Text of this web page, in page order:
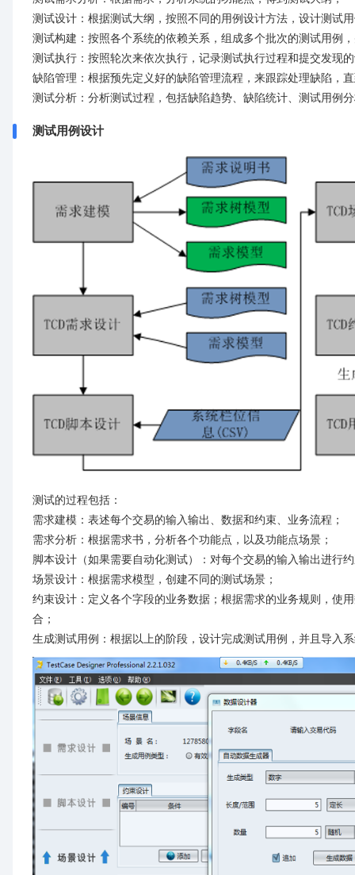
测试设计：根据测试大纲，按照不同的用例设计方法，设计测试
测试构建：按照各个系统的依赖关系，组成多个批次的测试用例
测试执行：按照轮次来依次执行，记录测试执行过程和提交发现
缺陷管理：根据预先定义好的缺陷管理流程，来跟踪处理缺陷，
测试分析：分析测试过程，包括缺陷趋势、缺陷统计、测试用例
测试用例设计
测试的过程包括：
需求建模：表述每个交易的输入输出、数据和约束、业务流程；
需求分析：根据需求书，分析各个功能点，以及功能点场景；
脚本设计（如果需要自动化测试）：对每个交易的输入输出进行
场景设计：根据需求模型，创建不同的测试场景；
约束设计：定义各个字段的业务数据；根据需求的业务规则，使
合；
生成测试用例：根据以上的阶段，设计完成测试用例，并且导入